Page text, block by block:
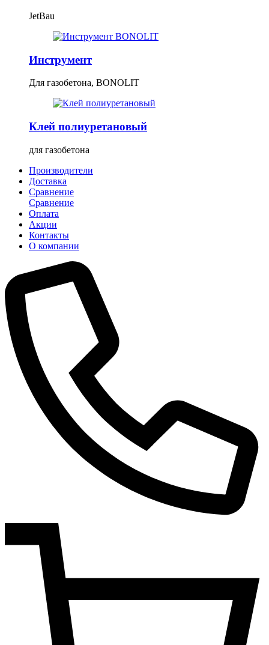
JetBau
Инструмент
Для газобетона, BONOLIT
Клей полиуретановый
для газобетона
Производители
Доставка
Сравнение
Сравнение
Оплата
Акции
Контакты
О компании